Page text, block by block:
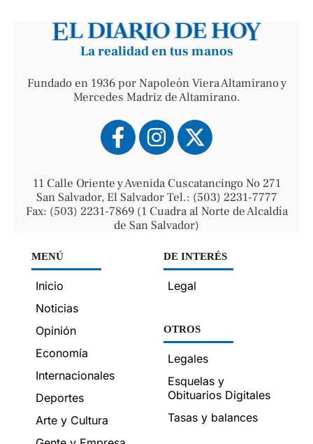
La realidad en tus manos
Fundado en 1936 por Napoleón Viera Altamirano y
Mercedes Madriz de Altamirano.
11 Calle Oriente y Avenida Cuscatancingo No 271
San Salvador, El Salvador Tel.: (503) 2231-7777
Fax: (503) 2231-7869 (1 Cuadra al Norte de Alcaldía
de San Salvador)
MENÚ
Inicio
Noticias
Opinión
Economía
Internacionales
Deportes
Arte y Cultura
DE INTERÉS
Legal
OTROS
Legales
Esquelas y
Obituarios Digitales
Tasas y balances